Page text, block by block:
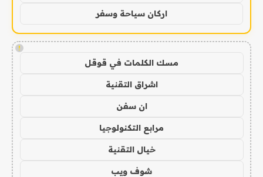
اركان سياحة وسفر
!
مسك الكلمات في قوقل
اشراق التقنية
ان سفن
مرابع التكنولوجيا
خيال التقنية
شوف ويب